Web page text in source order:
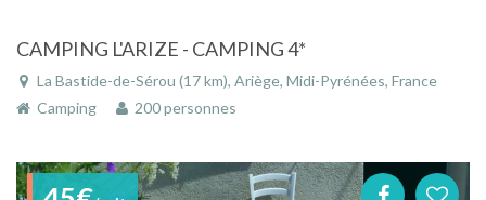
CAMPING L'ARIZE - CAMPING 4*
La Bastide-de-Sérou (17 km), Ariège, Midi-Pyrénées, France
Camping
200 personnes